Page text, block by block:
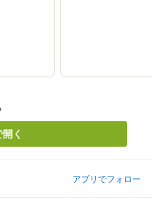
く
アプリでフォロー